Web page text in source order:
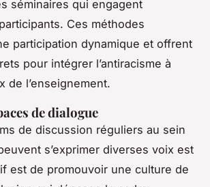
séminaires qui engagent
Ces méthodes
participation dynamique et offrent
pour intégrer l’antiracisme à
de l’enseignement.
de dialogue
de discussion réguliers au sein
s’exprimer diverses voix est
est de promouvoir une culture de